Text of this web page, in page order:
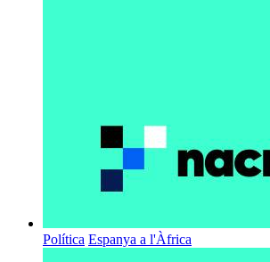
Política Espanya a l'Àfrica